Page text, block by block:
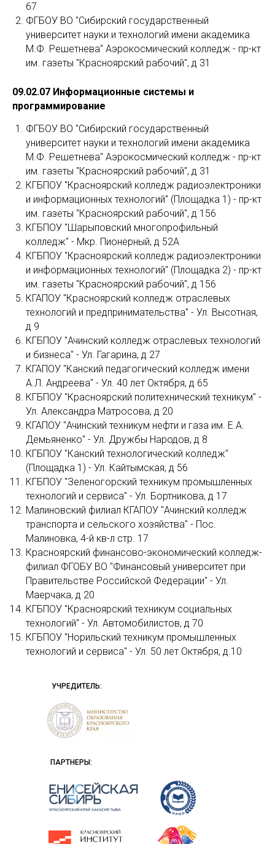
67
ФГБОУ ВО "Сибирский государственный
университет науки и технологий имени академика
М.Ф. Решетнева" Аэрокосмический колледж - пр-кт
им. газеты "Красноярский рабочий", д 31
09.02.07 Информационные системы и
программирование
ФГБОУ ВО "Сибирский государственный
университет науки и технологий имени академика
М.Ф. Решетнева" Аэрокосмический колледж - пр-кт
им. газеты "Красноярский рабочий", д 31
КГБПОУ "Красноярский колледж радиоэлектроники
и информационных технологий" (Площадка 1) - пр-кт
им. газеты "Красноярский рабочий", д 156
КГБПОУ "Шарыповский многопрофильный
колледж" - Мкр. Пионерный, д 52А
КГБПОУ "Красноярский колледж радиоэлектроники
и информационных технологий" (Площадка 2) - пр-кт
им. газеты "Красноярский рабочий", д 156
КГАПОУ "Красноярский колледж отраслевых
технологий и предпринимательства" - Ул. Высотная,
д 9
КГБПОУ "Ачинский колледж отраслевых технологий
и бизнеса" - Ул. Гагарина, д 27
КГАПОУ "Канский педагогический колледж имени
А.Л. Андреева" - Ул. 40 лет Октября, д 65
КГБПОУ "Красноярский политехнический техникум" -
Ул. Александра Матросова, д 20
КГАПОУ "Ачинский техникум нефти и газа им. Е.А.
Демьяненко" - Ул. Дружбы Народов, д 8
КГБПОУ "Канский технологический колледж"
(Площадка 1) - Ул. Кайтымская, д 56
КГБПОУ "Зеленогорский техникум промышленных
технологий и сервиса" - Ул. Бортникова, д 17
Малиновский филиал КГАПОУ "Ачинский колледж
транспорта и сельского хозяйства" - Пос.
Малиновка, 4-й кв-л стр. 17
Красноярский финансово-экономический колледж-
филиал ФГОБУ ВО "Финансовый университет при
Правительстве Российской Федерации" - Ул.
Маерчака, д 20
КГБПОУ "Красноярский техникум социальных
технологий" - Ул. Автомобилистов, д 70
КГБПОУ "Норильский техникум промышленных
технологий и сервиса" - Ул. 50 лет Октября, д.10
УЧРЕДИТЕЛЬ:
ПАРТНЕРЫ: